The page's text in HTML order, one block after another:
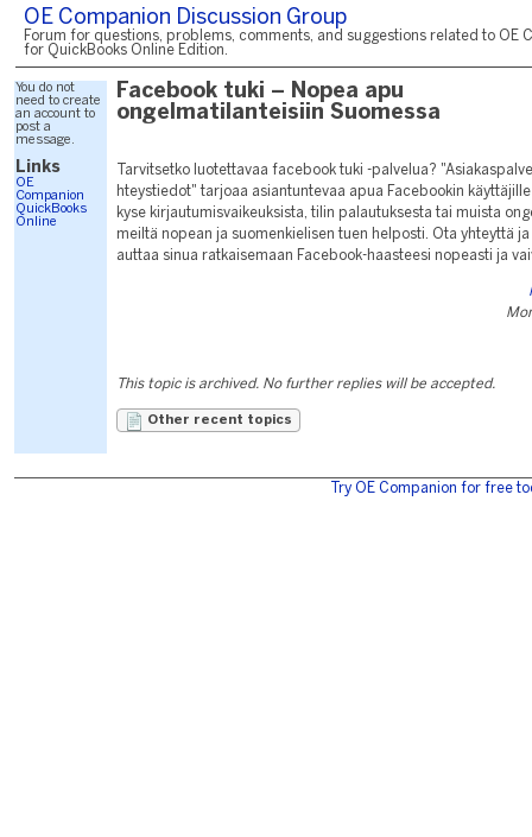
OE Companion Discussion Group
Forum for questions, problems, comments, and suggestions related to OE
for QuickBooks Online Edition.
You do not
need to create
an account to
post a
message.
Links
OE
Companion
QuickBooks
Online
Facebook tuki – Nopea apu
ongelmatilanteisiin Suomessa
Tarvitsetko luotettavaa facebook tuki -palvelua?
hteystiedot" tarjoaa asiantuntevaa apua Facebookin
kyse kirjautumisvaikeuksista, tilin palautuksesta tai muista
meiltä nopean ja suomenkielisen tuen helposti. Ota yhteyttä
auttaa sinua ratkaisemaan Facebook-haasteesi nopeasti ja
This topic is archived. No further replies will be accepted.
Other recent topics
Try OE Companion for free